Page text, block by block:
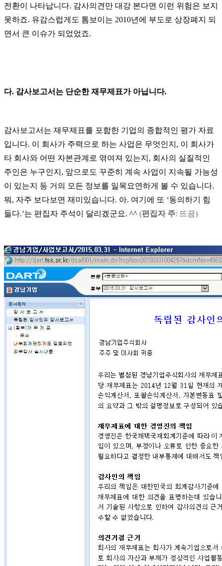
전환이 나타납니다. 감사의견만 대강 본다면 이런 위험은 보지
못하죠. 유감스럽게도 톰보이는 2010년에 부도로 상장폐지 되
면서 큰 이슈가 되었었죠.
다. 감사보고서는 단순한 재무제표가 아닙니다.
감사보고서는 재무제표를 포함한 기업의 종합적인 평가 자료
입니다. 이 회사가 주력으로 하는 사업은 무엇인지 , 이 회사가
타 회사와 어떤 자본관계로 엮여져 있는지 , 회사의 실질적인
주인은 누구인지 , 앞으로도 꾸준히 계속 사업이 지속될 가능성
이 있는지 등 거의 모든 정보를 일목요연하게 볼 수 있습니다.
뭐 , 자주 보다보면 재미있습니다. 아. 여기에 또 ‘동의하기 힘
들다.’는 편집자 주석이 달리겠군요. ^^ (편집자 주: 뜨끔)